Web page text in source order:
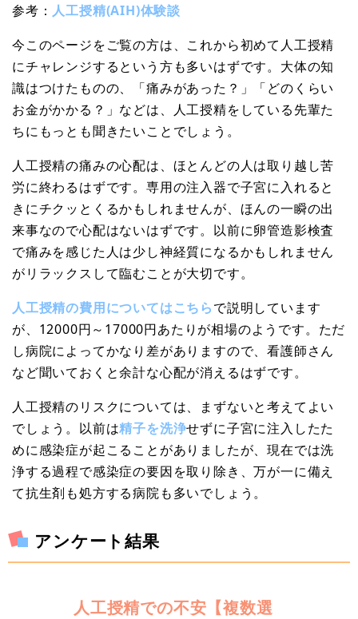
参考： 人工授精(AIH)体験談
今このページをご覧の方は、これから初めて人工授精
にチャレンジするという方も多いはずです。大体の知
識はつけたものの、「痛みがあった？」「どのくらい
お金がかかる？」などは、人工授精をしている先輩た
ちにもっとも聞きたいことでしょう。
人工授精の痛みの心配は、ほとんどの人は取り越し苦
労に終わるはずです。専用の注入器で子宮に入れると
きにチクッとくるかもしれませんが、ほんの一瞬の出
来事なので心配はないはずです。以前に卵管造影検査
で痛みを感じた人は少し神経質になるかもしれません
がリラックスして臨むことが大切です。
人工授精の費用についてはこちらで説明しています
が、12000円～17000円あたりが相場のようです。ただ
し病院によってかなり差がありますので、看護師さん
など聞いておくと余計な心配が消えるはずです。
人工授精のリスクについては、まずないと考えてよい
でしょう。以前は精子を洗浄せずに子宮に注入したた
めに感染症が起こることがありましたが、現在では洗
浄する過程で感染症の要因を取り除き、万が一に備え
て抗生剤も処方する病院も多いでしょう。
アンケート結果
人工授精での不安【複数選